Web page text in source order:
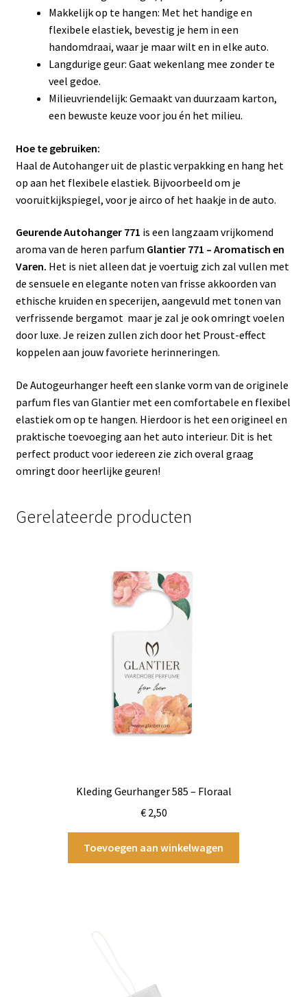
Makkelijk op te hangen: Met het handige en
flexibele elastiek, bevestig je hem in een
handomdraai, waar je maar wilt en in elke auto.
Langdurige geur: Gaat wekenlang mee zonder te
veel gedoe.
Milieuvriendelijk: Gemaakt van duurzaam karton,
een bewuste keuze voor jou én het milieu.
Hoe te gebruiken:
Haal de Autohanger uit de plastic verpakking en hang het
op aan het flexibele elastiek. Bijvoorbeeld om je
vooruitkijkspiegel, voor je airco of het haakje in de auto.
Geurende Autohanger 771 is een langzaam vrijkomend
aroma van de heren parfum Glantier 771 – Aromatisch en
Varen. Het is niet alleen dat je voertuig zich zal vullen met
de sensuele en elegante noten van frisse akkoorden van
ethische kruiden en specerijen, aangevuld met tonen van
verfrissende bergamot maar je zal je ook omringt voelen
door luxe. Je reizen zullen zich door het Proust-effect
koppelen aan jouw favoriete herinneringen.
De Autogeurhanger heeft een slanke vorm van de originele
parfum fles van Glantier met een comfortabele en flexibel
elastiek om op te hangen. Hierdoor is het een origineel en
praktische toevoeging aan het auto interieur. Dit is het
perfect product voor iedereen zie zich overal graag
omringt door heerlijke geuren!
Gerelateerde producten
Kleding Geurhanger 585 – Floraal
€2,50
Toevoegen aan winkelwagen